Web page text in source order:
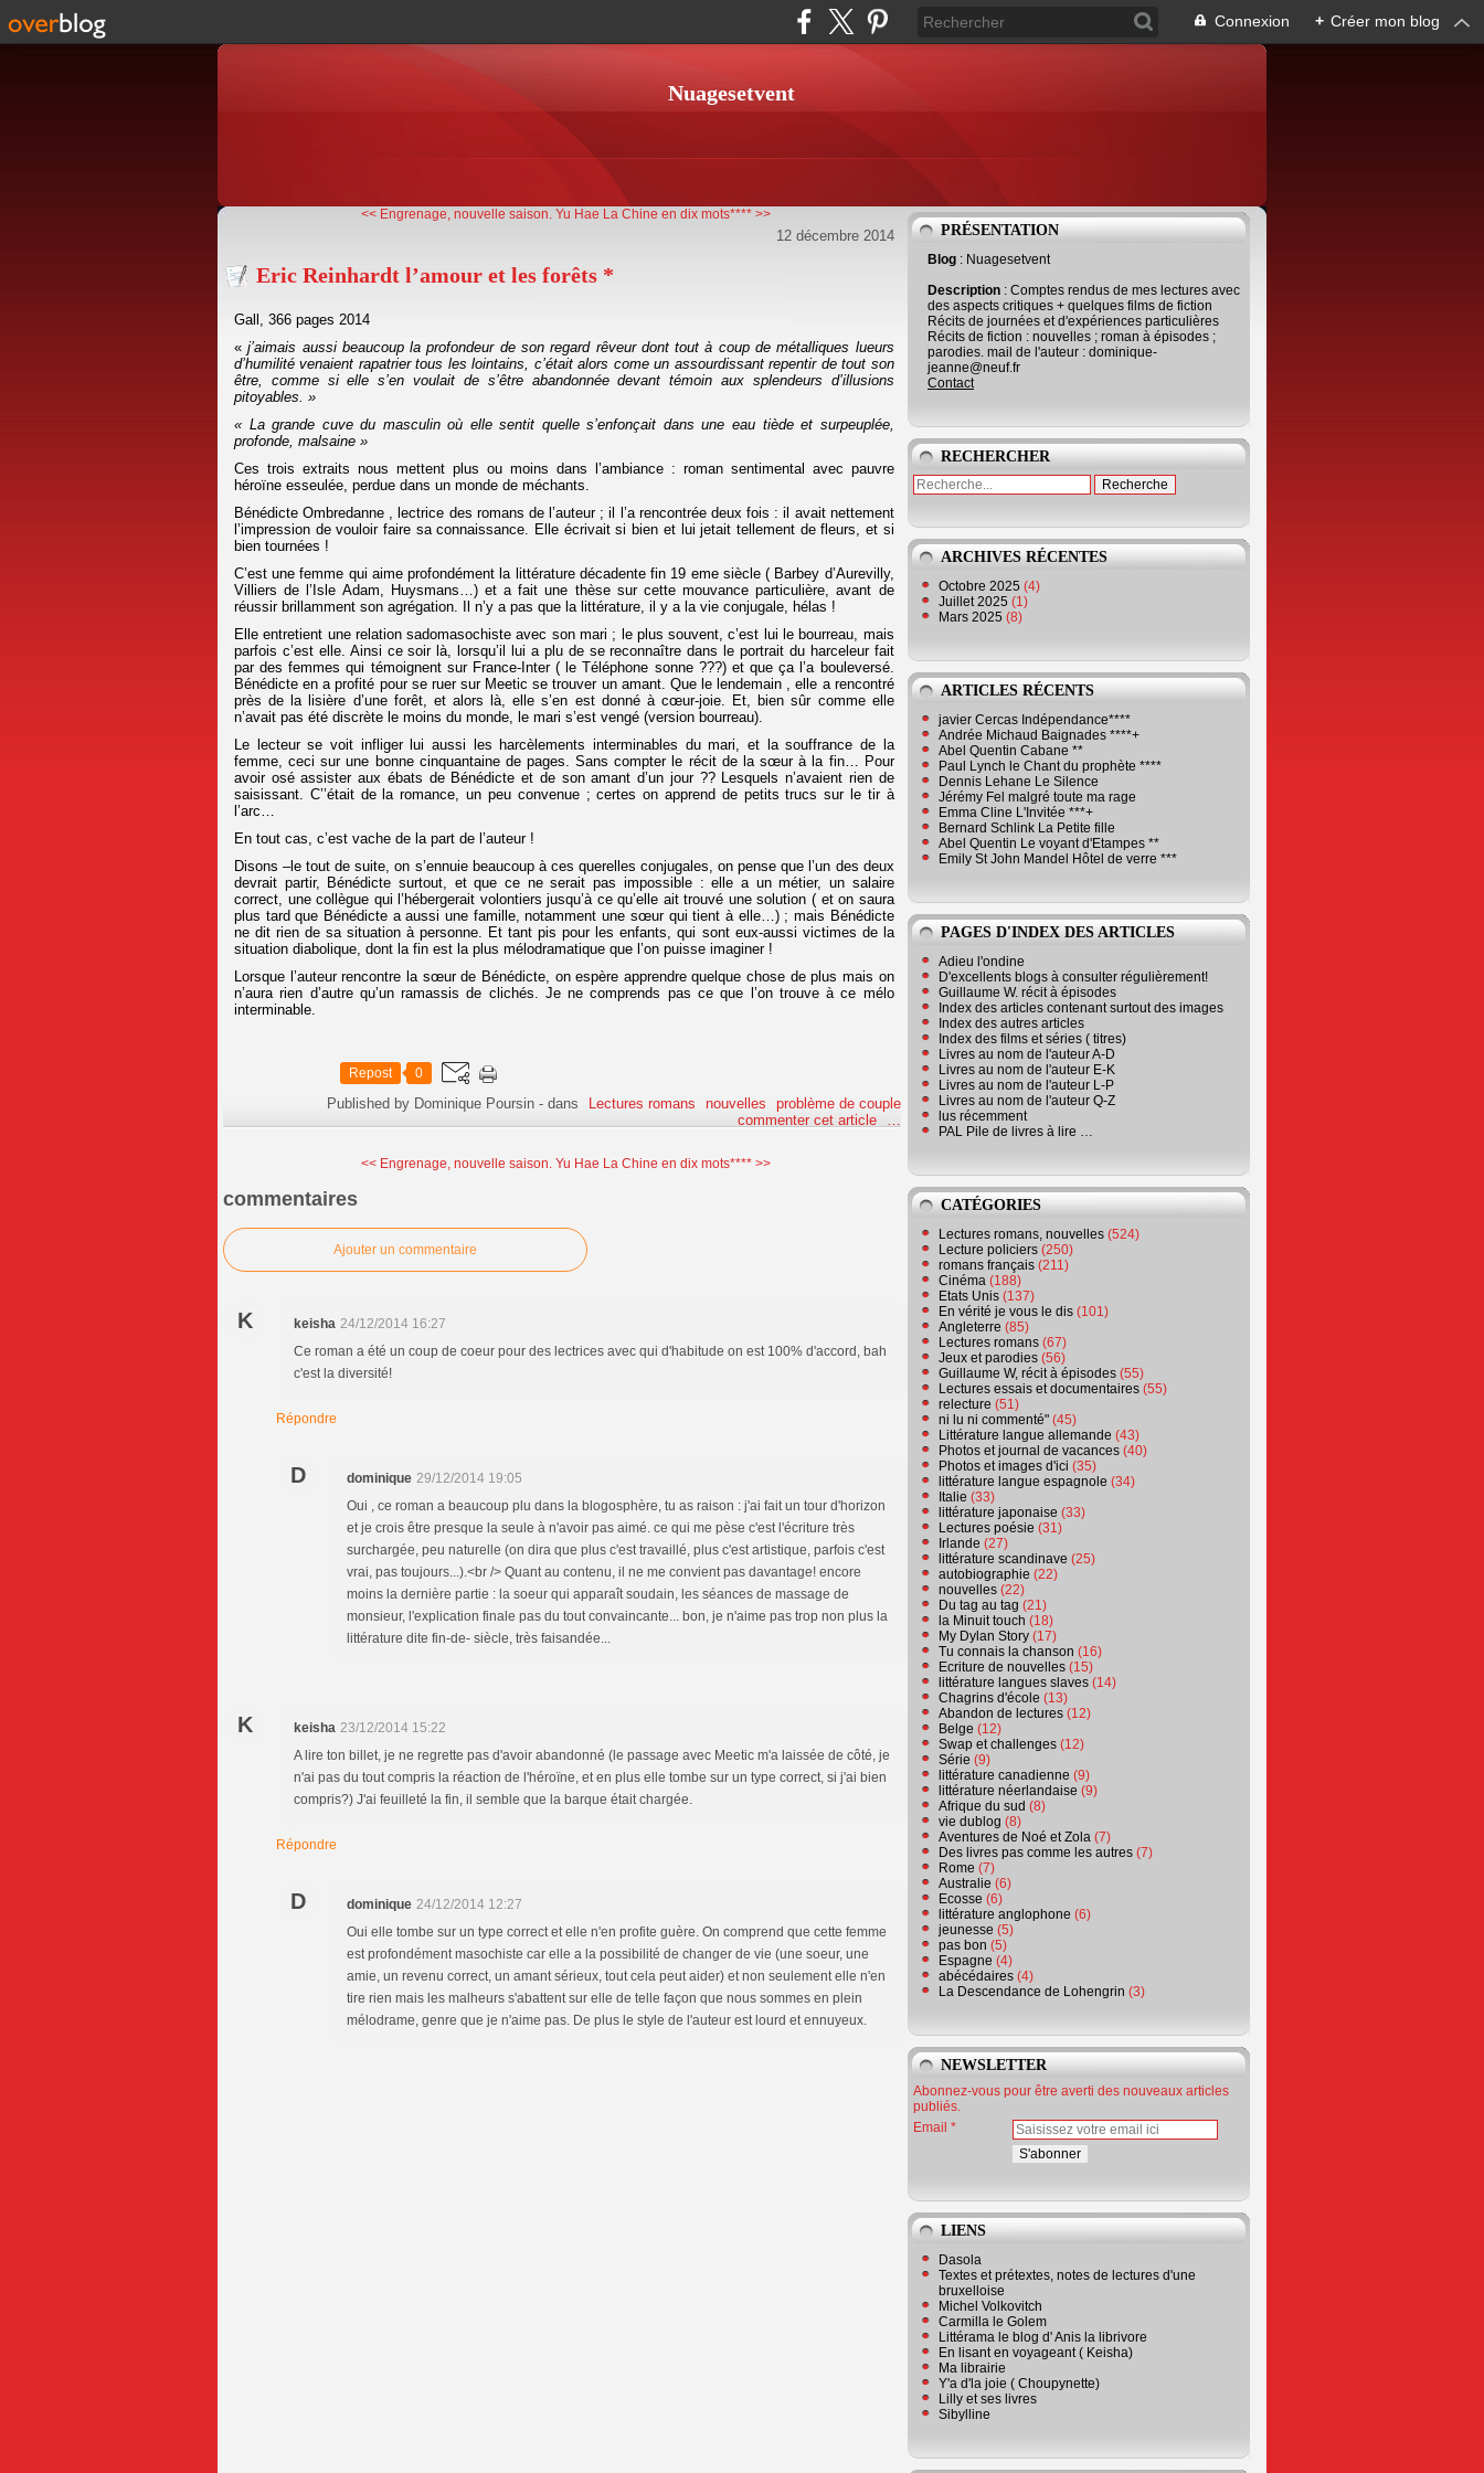
Connexion + Créer mon blog
Nuagesetvent
<< Engrenage, nouvelle saison. Yu Hae La Chine en dix mots**** >>
12 décembre 2014
Eric Reinhardt l’amour et les forêts *
Gall, 366 pages 2014
«j’aimais aussi beaucoup la profondeur de son regard rêveur dont tout à coup de métalliques lueurs
d’humilité venaient rapatrier tous les lointains, c’était alors come un assourdissant repentir de tout son
être, comme si elle s’en voulait de s’être abandonnée devant témoin aux splendeurs d’illusions
pitoyables. »
« La grande cuve du masculin où elle sentit quelle s’enfonçait dans une eau tiède et surpeuplée,
profonde, malsaine »
Ces trois extraits nous mettent plus ou moins dans l’ambiance : roman sentimental avec pauvre
héroïne esseulée, perdue dans un monde de méchants.
Bénédicte Ombredanne , lectrice des romans de l’auteur ; il l’a rencontrée deux fois : il avait nettement
l’impression de vouloir faire sa connaissance. Elle écrivait si bien et lui jetait tellement de fleurs, et si
bien tournées !
C’est une femme qui aime profondément la littérature décadente fin 19 eme siècle ( Barbey d’Aurevilly,
Villiers de l’Isle Adam, Huysmans…) et a fait une thèse sur cette mouvance particulière, avant de
réussir brillamment son agrégation. Il n’y a pas que la littérature, il y a la vie conjugale, hélas !
Elle entretient une relation sadomasochiste avec son mari ; le plus souvent, c’est lui le bourreau, mais
parfois c’est elle. Ainsi ce soir là, lorsqu’il lui a plu de se reconnaître dans le portrait du harceleur fait
par des femmes qui témoignent sur France-Inter ( le Téléphone sonne ???) et que ça l’a bouleversé.
Bénédicte en a profité pour se ruer sur Meetic se trouver un amant. Que le lendemain , elle a rencontré
près de la lisière d’une forêt, et alors là, elle s’en est donné à cœur-joie. Et, bien sûr comme elle
n’avait pas été discrète le moins du monde, le mari s’est vengé (version bourreau).
Le lecteur se voit infliger lui aussi les harcèlements interminables du mari, et la souffrance de la
femme, ceci sur une bonne cinquantaine de pages. Sans compter le récit de la sœur à la fin… Pour
avoir osé assister aux ébats de Bénédicte et de son amant d’un jour ?? Lesquels n’avaient rien de
saisissant. C’’était de la romance, un peu convenue ; certes on apprend de petits trucs sur le tir à
l’arc…
En tout cas, c’est vache de la part de l’auteur !
Disons –le tout de suite, on s’ennuie beaucoup à ces querelles conjugales, on pense que l’un des deux
devrait partir, Bénédicte surtout, et que ce ne serait pas impossible : elle a un métier, un salaire
correct, une collègue qui l’hébergerait volontiers jusqu’à ce qu’elle ait trouvé une solution ( et on saura
plus tard que Bénédicte a aussi une famille, notamment une sœur qui tient à elle…) ; mais Bénédicte
ne dit rien de sa situation à personne. Et tant pis pour les enfants, qui sont eux-aussi victimes de la
situation diabolique, dont la fin est la plus mélodramatique que l’on puisse imaginer !
Lorsque l’auteur rencontre la sœur de Bénédicte, on espère apprendre quelque chose de plus mais on
n’aura rien d’autre qu’un ramassis de clichés. Je ne comprends pas ce que l’on trouve à ce mélo
interminable.
Repost 0
Published by Dominique Poursin -dans Lectures romans nouvelles
problème de couple
commenter cet article
…
<< Engrenage, nouvelle saison. Yu Hae La Chine en dix mots**** >>
commentaires
Ajouter un commentaire
K keisha 24/12/2014 16:27
Ce roman a été un coup de coeur pour des lectrices avec qui d'habitude on est 100% d'accord, bah
c'est la diversité!
Répondre
D dominique 29/12/2014 19:05
Oui , ce roman a beaucoup plu dans la blogosphère, tu as raison : j'ai fait un tour d'horizon
et je crois être presque la seule à n'avoir pas aimé. ce qui me pèse c'est l'écriture très
surchargée, peu naturelle (on dira que plus c'est travaillé, plus c'est artistique, parfois c'est
vrai, pas toujours...).<br /> Quant au contenu, il ne me convient pas davantage! encore
moins la dernière partie : la soeur qui apparaît soudain, les séances de massage de
monsieur, l'explication finale pas du tout convaincante... bon, je n'aime pas trop non plus la
littérature dite fin-de- siècle, très faisandée...
K keisha 23/12/2014 15:22
A lire ton billet, je ne regrette pas d'avoir abandonné (le passage avec Meetic m'a laissée de côté, je
n'ai pas du tout compris la réaction de l'héroïne, et en plus elle tombe sur un type correct, si j'ai bien
compris?) J'ai feuilleté la fin, il semble que la barque était chargée.
Répondre
D dominique 24/12/2014 12:27
Oui elle tombe sur un type correct et elle n'en profite guère. On comprend que cette femme
est profondément masochiste car elle a la possibilité de changer de vie (une soeur, une
amie, un revenu correct, un amant sérieux, tout cela peut aider) et non seulement elle n'en
tire rien mais les malheurs s'abattent sur elle de telle façon que nous sommes en plein
mélodrame, genre que je n'aime pas. De plus le style de l'auteur est lourd et ennuyeux.
PRÉSENTATION
Blog : Nuagesetvent
Description : Comptes rendus de mes lectures avec
des aspects critiques + quelques films de fiction
Récits de journées et d'expériences particulières
Récits de fiction : nouvelles ; roman à épisodes ;
parodies. mail de l'auteur : dominique-
jeanne@neuf.fr
Contact
RECHERCHER
ARCHIVES RÉCENTES
Octobre 2025 (4)
Juillet 2025 (1)
Mars 2025 (8)
ARTICLES RÉCENTS
javier Cercas Indépendance****
Andrée Michaud Baignades ****+
Abel Quentin Cabane **
Paul Lynch le Chant du prophète ****
Dennis Lehane Le Silence
Jérémy Fel malgré toute ma rage
Emma Cline L'Invitée ***+
Bernard Schlink La Petite fille
Abel Quentin Le voyant d'Etampes **
Emily St John Mandel Hôtel de verre ***
PAGES D'INDEX DES ARTICLES
Adieu l'ondine
D'excellents blogs à consulter régulièrement!
Guillaume W. récit à épisodes
Index des articles contenant surtout des images
Index des autres articles
Index des films et séries ( titres)
Livres au nom de l'auteur A-D
Livres au nom de l'auteur E-K
Livres au nom de l'auteur L-P
Livres au nom de l'auteur Q-Z
lus récemment
PAL Pile de livres à lire …
CATÉGORIES
Lectures romans, nouvelles (524)
Lecture policiers (250)
romans français (211)
Cinéma (188)
Etats Unis (137)
En vérité je vous le dis (101)
Angleterre (85)
Lectures romans (67)
Jeux et parodies (56)
Guillaume W, récit à épisodes (55)
Lectures essais et documentaires (55)
relecture (51)
ni lu ni commenté" (45)
Littérature langue allemande (43)
Photos et journal de vacances (40)
Photos et images d'ici (35)
littérature langue espagnole (34)
Italie (33)
littérature japonaise (33)
Lectures poésie (31)
Irlande (27)
littérature scandinave (25)
autobiographie (22)
nouvelles (22)
Du tag au tag (21)
la Minuit touch (18)
My Dylan Story (17)
Tu connais la chanson (16)
Ecriture de nouvelles (15)
littérature langues slaves (14)
Chagrins d'école (13)
Abandon de lectures (12)
Belge (12)
Swap et challenges (12)
Série (9)
littérature canadienne (9)
littérature néerlandaise (9)
Afrique du sud (8)
vie dublog (8)
Aventures de Noé et Zola (7)
Des livres pas comme les autres (7)
Rome (7)
Australie (6)
Ecosse (6)
littérature anglophone (6)
jeunesse (5)
pas bon (5)
Espagne (4)
abécédaires (4)
La Descendance de Lohengrin (3)
NEWSLETTER
Abonnez-vous pour être averti des nouveaux articles
publiés.
Email
LIENS
Dasola
Textes et prétextes, notes de lectures d'une
bruxelloise
Michel Volkovitch
Carmilla le Golem
Littérama le blog d' Anis la librivore
En lisant en voyageant ( Keisha)
Ma librairie
Y'a d'la joie ( Choupynette)
Lilly et ses livres
Sibylline